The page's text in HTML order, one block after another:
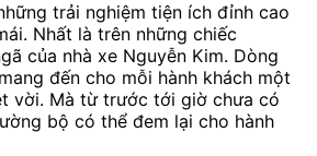
trải nghiệm tiện ích đỉnh cao
Nhất là trên những chiếc
của nhà xe Nguyễn Kim. Dòng
đến cho mỗi hành khách một
vời. Mà từ trước tới giờ chưa có
bộ có thể đem lại cho hành